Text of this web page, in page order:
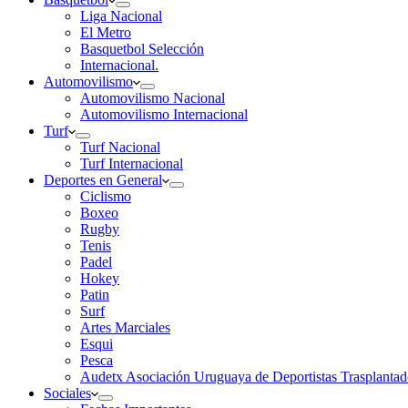
Liga Nacional
El Metro
Basquetbol Selección
Internacional.
Automovilismo
Automovilismo Nacional
Automovilismo Internacional
Turf
Turf Nacional
Turf Internacional
Deportes en General
Ciclismo
Boxeo
Rugby
Tenis
Padel
Hokey
Patin
Surf
Artes Marciales
Esqui
Pesca
Audetx Asociación Uruguaya de Deportistas
Sociales